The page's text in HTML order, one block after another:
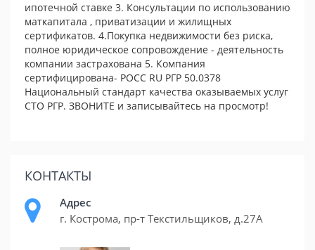
ипотечной ставке 3. Консультации по использованию
маткапитала , приватизации и жилищных
сертификатов. 4.Покупка недвижимости без риска,
полное юридическое сопровождение - деятельность
компании застрахована 5. Компания
сертифицирована- РОСС RU РГР 50.0378
Национальный стандарт качества оказываемых услуг
СТО РГР. ЗВОНИТЕ и записывайтесь на просмотр!
КОНТАКТЫ
Адрес
г. Кострома, пр-т Текстильщиков, д.27А